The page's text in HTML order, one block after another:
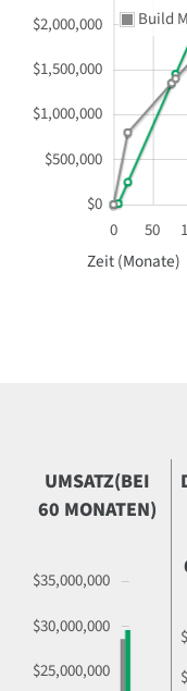
0 50
$0
$500,000
$1,000,000
$1,500,000
$2,000,000
Build
Zeit (Monate)
UMSATZ(BEI
60 MONATEN)
$25,000,000
$30,000,000
$35,000,000